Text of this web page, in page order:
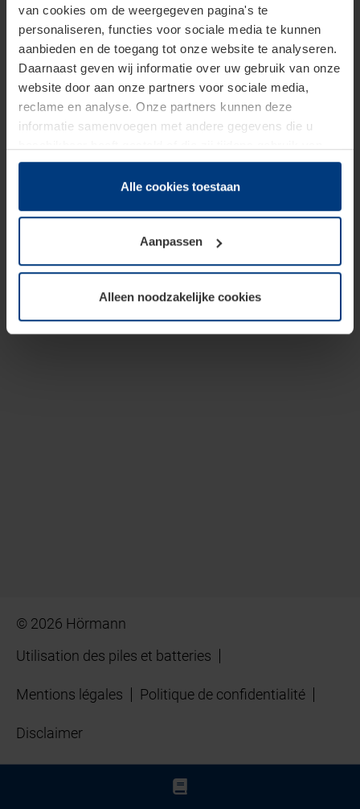
van cookies om de weergegeven pagina's te
personaliseren, functies voor sociale media te kunnen
aanbieden en de toegang tot onze website te analyseren.
Daarnaast geven wij informatie over uw gebruik van onze
website door aan onze partners voor sociale media,
reclame en analyse. Onze partners kunnen deze
informatie samenvoegen met andere gegevens die u
hun diensten hebben verzameld.
Juridisch hebben wij het recht om cookies op uw
van deze pagina's absoluut vereist is. Voor alle andere
soorten cookies is uw toestemming benodigd. Uw
toestemming kunt u op elk moment bij de uitleg van de
wijzigen of herroepen.
Alle cookies toestaan
Aanpassen
Alleen noodzakelijke cookies
© 2026 Hörmann
Utilisation des piles et batteries
Mentions légales Politique de confidentialité
Disclaimer